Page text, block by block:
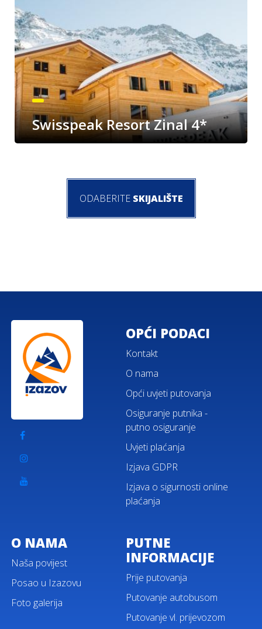
Swisspeak Resort Zinal 4*
ODABERITE SKIJALIŠTE
OPĆI PODACI
Kontakt
O nama
Opći uvjeti putovanja
Osiguranje putnika -
putno osiguranje
Uvjeti plaćanja
Izjava GDPR
Izjava o sigurnosti online
plaćanja
O NAMA
Naša povijest
Posao u Izazovu
Foto galerija
PUTNE
INFORMACIJE
Prije putovanja
Putovanje autobusom
Putovanje vl. prijevozom